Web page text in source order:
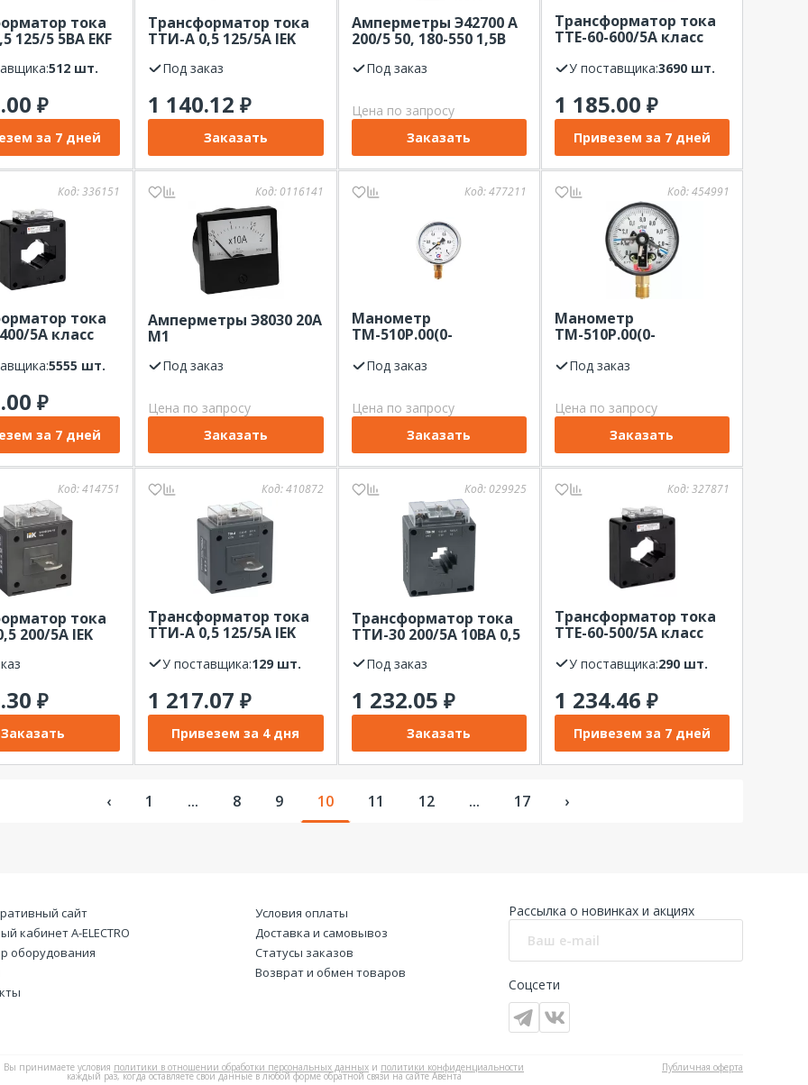
тока
125/5 5ВА EKF
512 шт.
₽
за 7 дней
Трансформатор тока
ТТИ-А 0,5 125/5А IEK
Под заказ
1 140.12₽
Заказать
Амперметры Э42700 А
200/5 50, 180-550 1,5В
Под заказ
Цена по запросу
Заказать
Трансформатор тока
ТТЕ-60-600/5А класс
У поставщика: 3690 шт.
1 185.00 ₽
Привезем за 7 дней
Код:336151
тока
5А класс
5555 шт.
₽
за 7 дней
Код: 0116141
Амперметры Э8030 20А
М1
Под заказ
Цена по запросу
Заказать
Код:477211
Манометр
ТМ-510Р.00(0-
РОСМА
Под заказ
Цена по запросу
Заказать
Код:454991
Манометр
ТМ-510Р.00(0-
Росма
Под заказ
Цена по запросу
Заказать
Код:414751
тока
200/5А IEK
₽
Заказать
Код:410872
Трансформатор тока
ТТИ-А 0,5 125/5А IEK
У поставщика: 129 шт.
1 217.07₽
Привезем за 4 дня
Код: 029925
Трансформатор тока
ТТИ-30 200/5А 10ВА 0,5
Под заказ
1 232.05 ₽
Заказать
Код:327871
Трансформатор тока
ТТЕ-60-500/5А класс
У поставщика: 290 шт.
1 234.46 ₽
Привезем за 7 дней
‹ 1 ... 8 9 10 11 12 ... 17 ›
сайт
кабинет А-ELECTRO
оборудования
Условия оплаты
Доставка и самовывоз
Статусы заказов
Возврат и обмен товаров
Рассылка о новинках и акциях
Соцсети
Вы принимаете условия политики в отношении обработки персональных данных и политики конфиденциальности
каждый раз, когда оставляете свои данные в любой форме обратной связи на сайте Авента
Публичная оферта